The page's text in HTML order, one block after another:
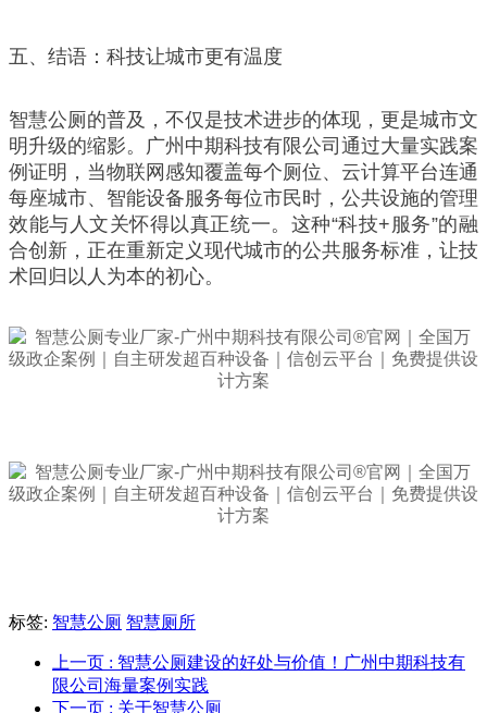
五、结语：科技让城市更有温度
智慧公厕的普及，不仅是技术进步的体现，更是城市文
明升级的缩影。广州中期科技有限公司通过大量实践案
例证明，当物联网感知覆盖每个厕位、云计算平台连通
每座城市、智能设备服务每位市民时，公共设施的管理
效能与人文关怀得以真正统一。这种“科技+服务”的融
合创新，正在重新定义现代城市的公共服务标准，让技
术回归以人为本的初心。
标签: 智慧公厕 智慧厕所
上一页 : 智慧公厕建设的好处与价值！广州中期科技有
限公司海量案例实践
下一页 : 关于智慧公厕